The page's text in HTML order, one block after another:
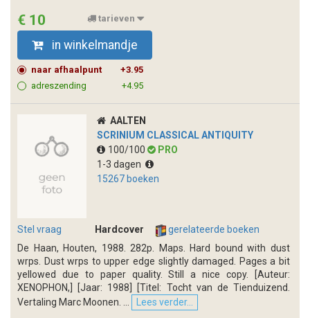
€ 10 tarieven
in winkelmandje
naar afhaalpunt
+3.95
adreszending
+4.95
AALTEN
SCRINIUM CLASSICAL ANTIQUITY
100/100
PRO
1-3 dagen
15267 boeken
Stel vraag Hardcover
gerelateerde boeken
De Haan, Houten, 1988. 282p. Maps. Hard bound with dust
wrps. Dust wrps to upper edge slightly damaged. Pages a bit
yellowed due to paper quality. Still a nice copy. [Auteur:
XENOPHON,] [Jaar: 1988] [Titel: Tocht van de Tienduizend.
Vertaling Marc Moonen. ...
Lees verder...